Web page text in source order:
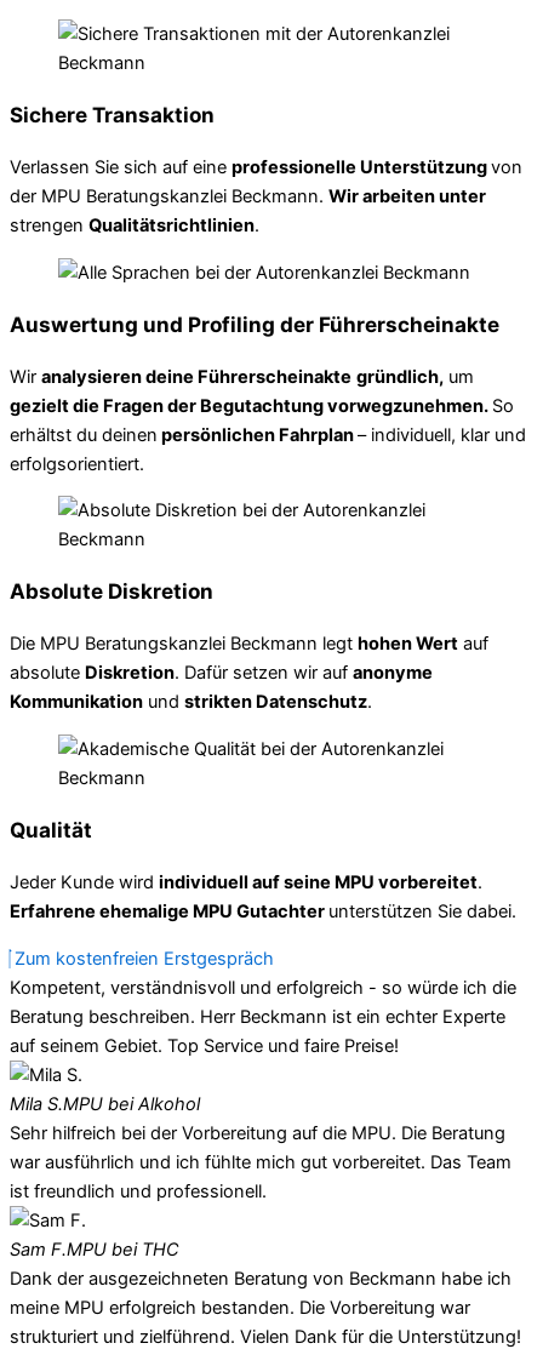
Sichere Transaktion
Verlassen Sie sich auf eine professionelle Unterstützungvon
der MPU Beratungskanzlei Beckmann. Wir arbeiten unter
strengen Qualitätsrichtlinien.
Auswertung und Profiling der Führerscheinakte
Wir analysieren deine Führerscheinakte gründlich, um
gezielt die Fragen der Begutachtung vorwegzunehmen. So
erhältst du deinen persönlichen Fahrplan– individuell, klar und
erfolgsorientiert.
Absolute Diskretion
Die MPU Beratungskanzlei Beckmann legt hohen Wert auf
absolute Diskretion. Dafür setzen wir auf anonyme
Kommunikation und strikten Datenschutz.
Qualität
Jeder Kunde wird individuell auf seine MPU vorbereitet.
Erfahrene ehemalige MPU Gutachter unterstützen Sie dabei.
Zum kostenfreien Erstgespräch
Kompetent, verständnisvoll und erfolgreich - so würde ich die
Beratung beschreiben. Herr Beckmann ist ein echter Experte
auf seinem Gebiet. Top Service und faire Preise!
Mila S.MPU bei Alkohol
Sehr hilfreich bei der Vorbereitung auf die MPU. Die Beratung
war ausführlich und ich fühlte mich gut vorbereitet. Das Team
ist freundlich und professionell.
Sam F.MPU bei THC
Dank der ausgezeichneten Beratung von Beckmann habe ich
meine MPU erfolgreich bestanden. Die Vorbereitung war
strukturiert und zielführend. Vielen Dank für die Unterstützung!